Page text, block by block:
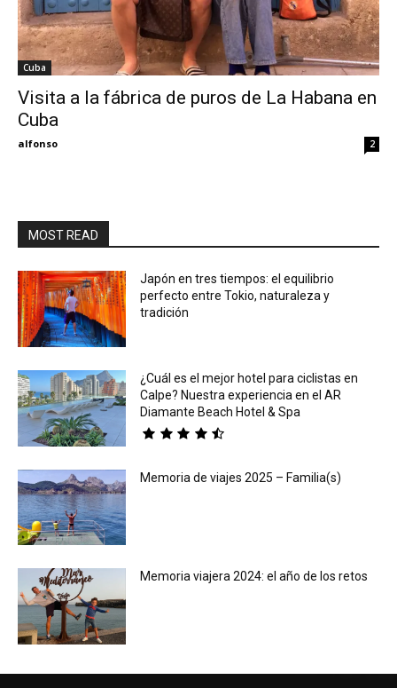
Cuba
Visita a la fábrica de puros de La Habana en
Cuba
alfonso 2
MOST READ
Japón en tres tiempos: el equilibrio
perfecto entre Tokio, naturaleza y
tradición
¿Cuál es el mejor hotel para ciclistas en
Calpe? Nuestra experiencia en el AR
Diamante Beach Hotel & Spa
Memoria de viajes 2025 – Familia(s)
Memoria viajera 2024: el año de los retos